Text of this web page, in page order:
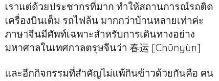
เราแต่ด้วยประชากรที่มาก ทำให้สถานการณ์รถติด
เครื่องบินเต็ม รถไฟล้น มากกว่าบ้านหลายเท่าค่ะ
ภาษาจีนมีศัพท์เฉพาะสำหรับการเดินทางอย่าง
มหาศาลในเทศกาลตรุษจีนว่า 春运 [Chūnyùn]
และอีกกิจกรรมที่สำคัญไม่แพ้กินข้าวด้วยกันคือ คน